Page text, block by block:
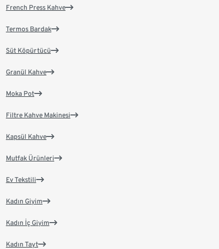
French Press Kahve
Termos Bardak
Süt Köpürtücü
Granül Kahve
Moka Pot
Filtre Kahve Makinesi
Kapsül Kahve
Mutfak Ürünleri
Ev Tekstili
Kadın Giyim
Kadın İç Giyim
Kadın Tayt